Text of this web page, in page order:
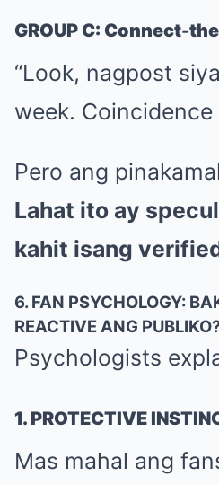
GROUP C: Connect-
“Look, nagpost
week. Coincidence
Pero ang
Lahat ito ay
kahit isang
6. FAN PSYCHOLOGY:
REACTIVE ANG
Psychologists
1. PROTECTIVE
Mas mahal ang